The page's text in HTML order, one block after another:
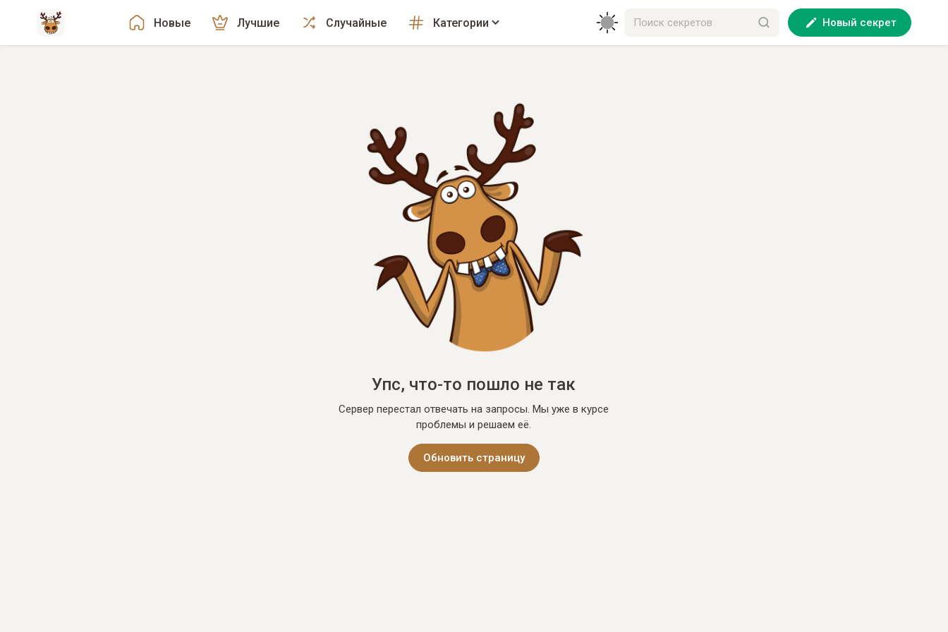
Новые Лучшие Случайные Категории Новый секрет
Упс, что-то пошло не так
Сервер перестал отвечать на запросы. Мы уже в курсе
проблемы и решаем её.
Обновить страницу